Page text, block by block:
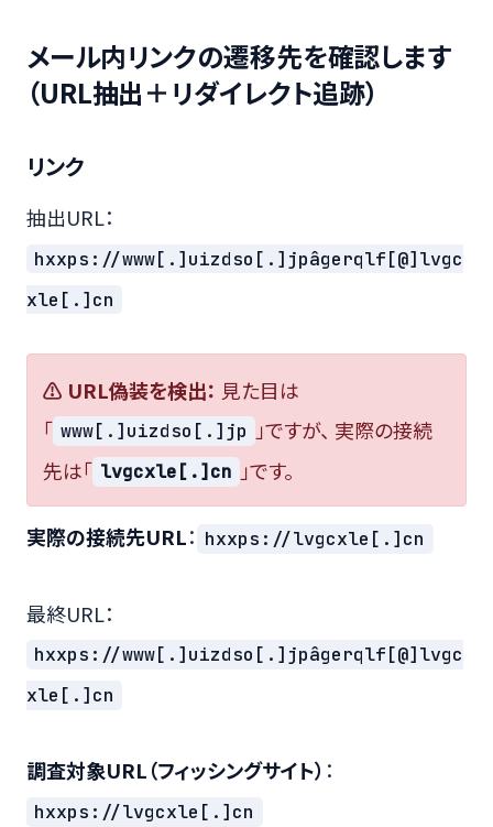
メール内リンクの遷移先を確認します
（URL抽出＋リダイレクト追跡）
リンク
抽出URL：
hxxps://www[.]uizdso[.]jpâgerqlf[@]lvgc
xle[.]cn
⚠ URL偽装を検出： 見た目は
「 www[.]uizdso[.]jp
」ですが、 実際の接続
先は「 lvgcxle[.]cn 」です。
実際の接続先URL： hxxps://lvgcxle[.]cn
最終URL：
hxxps://www[.]uizdso[.]jpâgerqlf[@]lvgc
xle[.]cn
調査対象URL（フィッシングサイト） ：
hxxps://lvgcxle[.]cn